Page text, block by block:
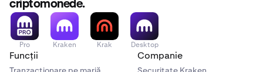
criptomonede.
Pro Kraken Krak Desktop
Funcții Companie